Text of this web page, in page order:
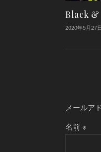
Black &
2020年5月27日
メールア
名前※